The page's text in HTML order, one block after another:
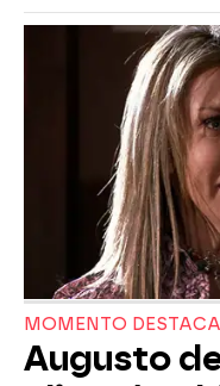
MOMENTO
Augusto